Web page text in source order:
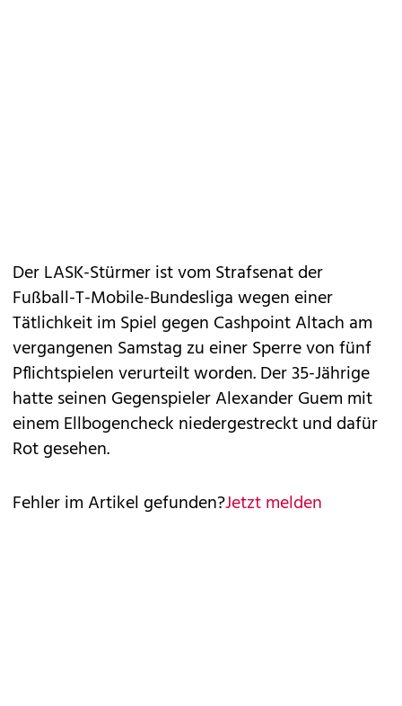
Der LASK-Stürmer ist vom Strafsenat der
Fußball-T-Mobile-Bundesliga wegen einer
Tätlichkeit im Spiel gegen Cashpoint Altach am
vergangenen Samstag zu einer Sperre von fünf
Pflichtspielen verurteilt worden. Der 35-Jährige
hatte seinen Gegenspieler Alexander Guem mit
einem Ellbogencheck niedergestreckt und dafür
Rot gesehen.
Fehler im Artikel gefunden?Jetzt melden